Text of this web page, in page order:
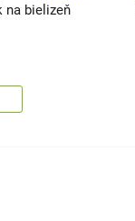
na bielizeň